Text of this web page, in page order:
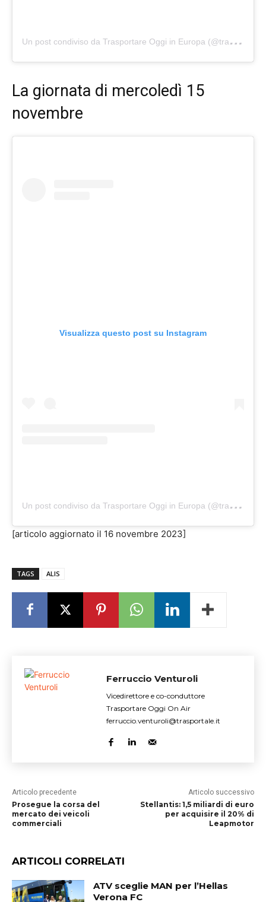
U
n post condiviso da Trasportare Oggi in Europa (@trasportareoggi)
La giornata di mercoledì 15
novembre
Visualizza questo post su Instagram
U
n post condiviso da Trasportare Oggi in Europa (@trasportareoggi)
[articolo aggiornato il 16 novembre 2023]
TAGS ALIS
Ferruccio Venturoli
Vicedirettore e co-conduttore
Trasportare Oggi On Air
ferruccio.venturoli@trasportale.it
Articolo precedente
Prosegue la corsa del
mercato dei veicoli
commerciali
Articolo successivo
Stellantis: 1,5 miliardi di euro
per acquisire il 20% di
Leapmotor
ARTICOLI CORRELATI
ATV sceglie MAN per l’Hellas
Verona FC